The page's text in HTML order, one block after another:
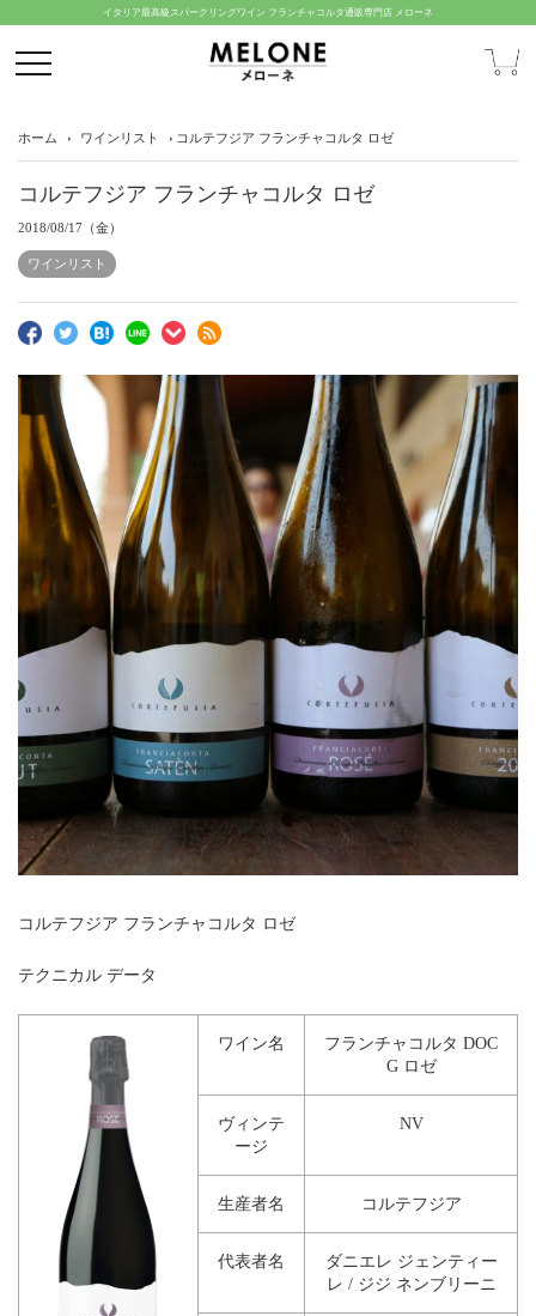
イタリア最高級スパークリングワイン フランチャコルタ通販専門店 メローネ
ホーム ワインリスト コルテフジア フランチャコルタ ロゼ
コルテフジア フランチャコルタ ロゼ
2018/08/17（金）
ワインリスト
コルテフジア フランチャコルタ ロゼ
テクニカル データ
ワイン名
フランチャコルタ DOC
G ロゼ
ヴィンテ
ージ
NV
生産者名 コルテフジア
代表者名
ダニエレ ジェンティー
レ / ジジ ネンブリーニ